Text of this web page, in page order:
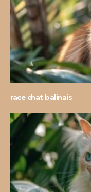
race chat balinais